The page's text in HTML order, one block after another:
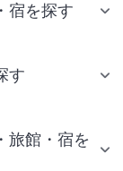
宿を探す
す
旅館・宿を